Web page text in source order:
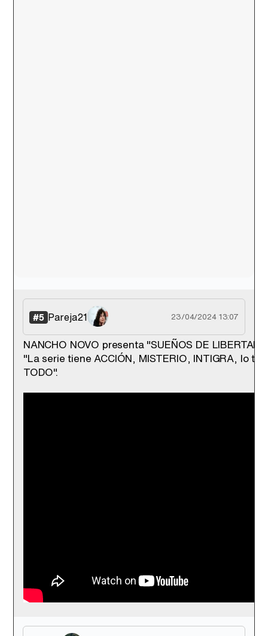
#5 Pareja21 23/04/2024 13:07
NANCHO NOVO presenta "SUEÑOS DE LIBERTAD":
"La serie tiene ACCIÓN, MISTERIO, INTIGRA, lo
TODO".